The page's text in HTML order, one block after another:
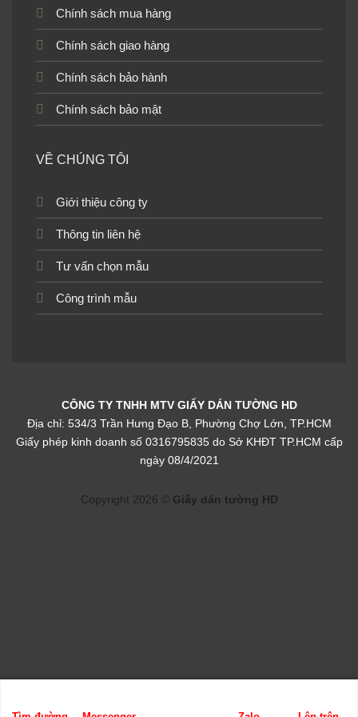
Chính sách mua hàng
Chính sách giao hàng
Chính sách bảo hành
Chính sách bảo mật
VỀ CHÚNG TÔI
Giới thiệu công ty
Thông tin liên hệ
Tư vấn chọn mẫu
Công trình mẫu
CÔNG TY TNHH MTV GIẤY DÁN TƯỜNG HD
Địa chỉ: 534/3 Trần Hưng Đạo B, Phường Chợ Lớn, TP.HCM
Giấy phép kinh doanh số 0316795835 do Sở KHĐT TP.HCM cấp
ngày 08/4/2021
Copyright 2026 © Giấy dán tường HD